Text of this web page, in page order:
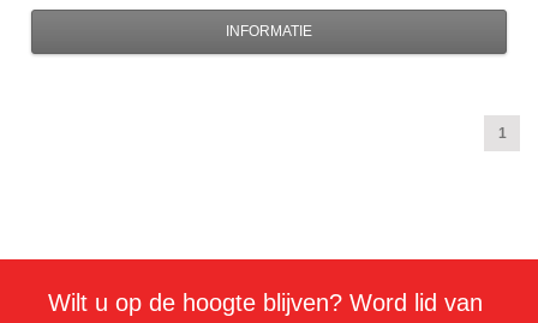
INFORMATIE
1
Wilt u op de hoogte blijven? Word lid van